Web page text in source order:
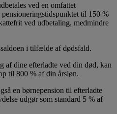
ved en omfattet
til 150 %
ved udbetaling, medmindre
i tilfælde af dødsfald.
af dine efterladte ved din død, kan
til 800 % af din årsløn.
en børnepension til efterladte
udgør som standard 5 % af